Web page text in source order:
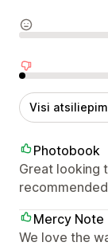
Neutralūs
Neigiami
Visi
Photobook
Great looking
recommended
Mercy Note
We love the